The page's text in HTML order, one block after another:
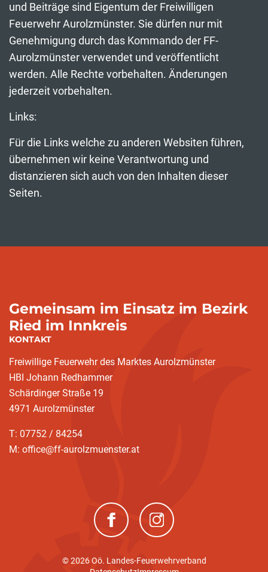
und Beiträge sind Eigentum der Freiwilligen
Feuerwehr Aurolzmünster. Sie dürfen nur mit
Genehmigung durch das Kommando der FF-
Aurolzmünster verwendet und veröffentlicht
werden. Alle Rechte vorbehalten. Änderungen
jederzeit vorbehalten.
Links:
Für die Links welche zu anderen Websiten führen,
übernehmen wir keine Verantwortung und
distanzieren sich auch von den Inhalten dieser
Seiten.
Gemeinsam im Einsatz im Bezirk
Ried im Innkreis
KONTAKT
Freiwillige Feuerwehr des Marktes Aurolzmünster
HBI Johann Redhammer
Schärdinger Straße 19
4971 Aurolzmünster
T: 07752 / 84254
M: office@ff-aurolzmuenster.at
(neues Fenster)(neues Fenster)
© 2026 Oö. Landes-Feuerwehrverband